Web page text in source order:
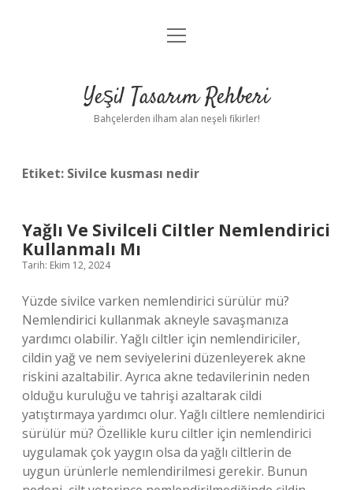
Anasayfa
Yasal Uyarı
menüyü
Yeşil Tasarım Rehberi
Bahçelerden ilham alan neşeli fikirler!
Etiket: Sivilce kusması nedir
Yağlı Ve Sivilceli Ciltler Nemlendirici
Kullanmalı Mı
Tarih: Ekim 12, 2024
Yüzde sivilce varken nemlendirici sürülür mü?
Nemlendirici kullanmak akneyle savaşmanıza
yardımcı olabilir. Yağlı ciltler için nemlendiriciler,
cildin yağ ve nem seviyelerini düzenleyerek akne
riskini azaltabilir. Ayrıca akne tedavilerinin neden
olduğu kuruluğu ve tahrişi azaltarak cildi
yatıştırmaya yardımcı olur. Yağlı ciltlere nemlendirici
sürülür mü? Özellikle kuru ciltler için nemlendirici
uygulamak çok yaygın olsa da yağlı ciltlerin de
uygun ürünlerle nemlendirilmesi gerekir. Bunun